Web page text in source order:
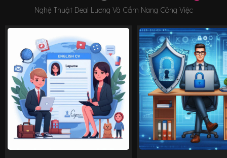
Nghệ Thuật Deal Lương Và Cẩm Nang Công Việc